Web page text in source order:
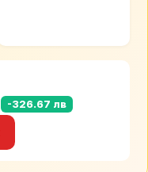
-326.67 лв